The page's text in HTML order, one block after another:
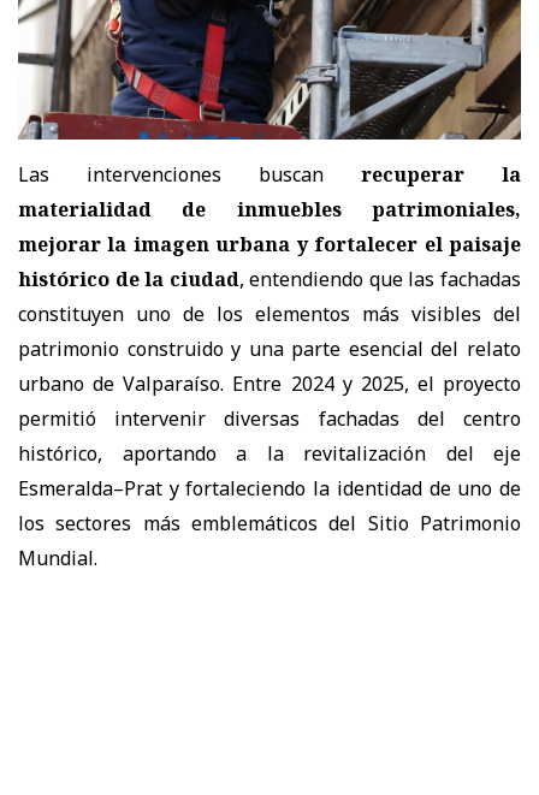
Las intervenciones buscan recuperar la
materialidad de inmuebles patrimoniales,
mejorar la imagen urbana y fortalecer el paisaje
histórico de la ciudad, entendiendo que las fachadas
constituyen uno de los elementos más visibles del
patrimonio construido y una parte esencial del relato
urbano de Valparaíso. Entre 2024 y 2025, el proyecto
permitió intervenir diversas fachadas del centro
histórico, aportando a la revitalización del eje
Esmeralda–Prat y fortaleciendo la identidad de uno de
los sectores más emblemáticos del Sitio Patrimonio
Mundial.